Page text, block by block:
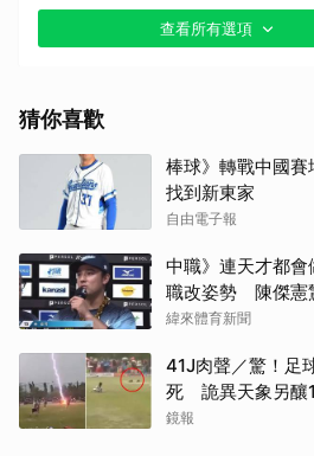
其他（歡迎貼文分享）
查看所有選項
猜你喜歡
棒球》轉戰中國
找到新東家
自由電子報
中職》連天才都會
職改姿勢 陳傑憲
折
緯來體育新聞
41J肉聲／驚！足
死 詭異天象另釀
鏡報